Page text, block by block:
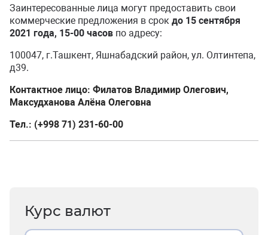
Заинтересованные лица могут предоставить свои
коммерческие предложения в срок до 15 сентября
2021 года, 15-00 часов по адресу:
100047, г.Ташкент, Яшнабадский район, ул. Олтинтепа,
д39.
Контактное лицо: Филатов Владимир Олегович,
Максудханова Алёна Олеговна
Тел.: (+998 71) 231-60-00
Курс валют